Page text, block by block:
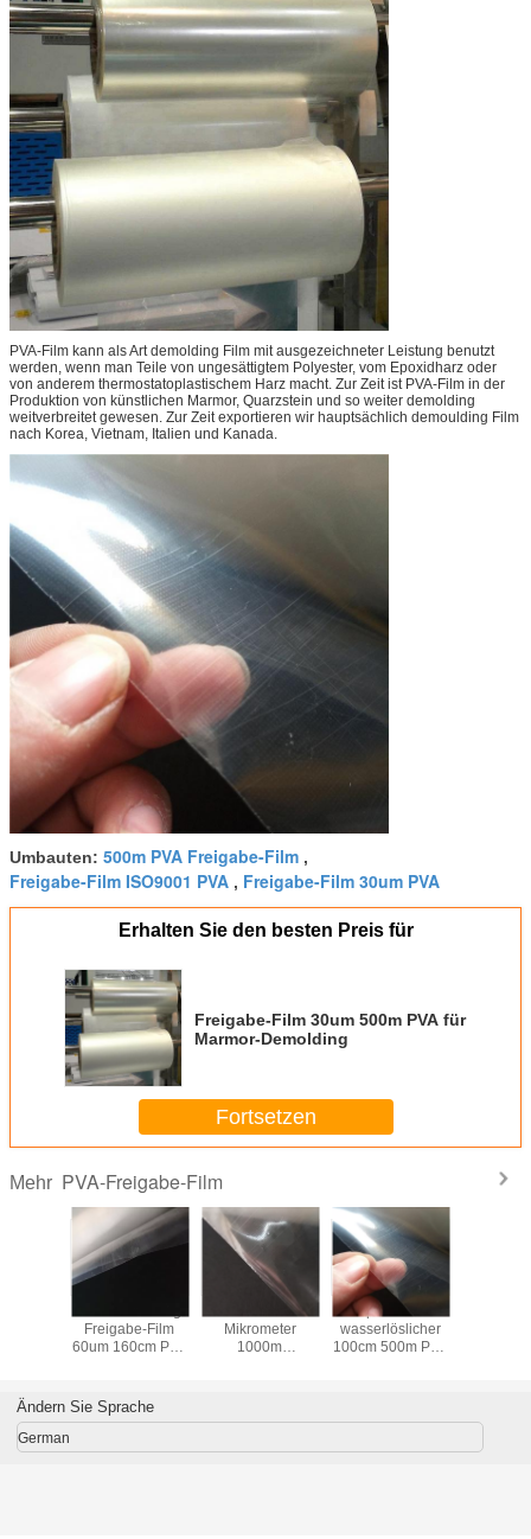
PVA-Film kann als Art demolding Film mit ausgezeichneter Leistung benutzt
werden, wenn man Teile von ungesättigtem Polyester, vom Epoxidharz oder
von anderem thermostatoplastischem Harz macht. Zur Zeit ist PVA-Film in der
Produktion von künstlichen Marmor, Quarzstein und so weiter demolding
weitverbreitet gewesen. Zur Zeit exportieren wir hauptsächlich demoulding Film
nach Korea, Vietnam, Italien und Kanada.
Umbauten: 500m PVA Freigabe-Film ,
Freigabe-Film ISO9001 PVA , Freigabe-Film 30um PVA
Erhalten Sie den besten Preis für
Freigabe-Film 30um 500m PVA für
Marmor-Demolding
Fortsetzen
Mehr PVA-Freigabe-Film
Freigabe-Film
60um 160cm PVA
SNYC 45
Mikrometer
1000m
Verpackender
wasserlöslicher
100cm 500m PVA
Ändern Sie Sprache
German